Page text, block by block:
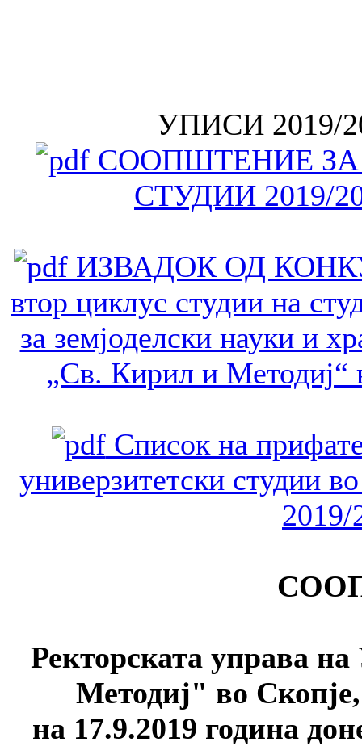
УПИСИ 2019/
СООПШТЕНИЕ
СТУДИИ 2019/
ИЗВАДОК ОД
втор циклус студии на
за земјоделски науки и
„Св. Кирил и Методиј“
Список на
универзитетски студии
2019/
Ректорската управа
Методиј" во
на 17.9.2019 година